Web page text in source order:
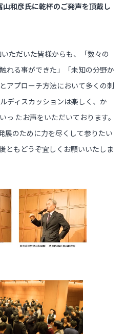
和彦氏に乾杯のご発声を頂戴し
ただいた皆様からも、「数々の
れる事ができた」「未知の分野か
アプローチ方法において多くの刺
ディスカッションは楽しく、か
っ たお声をいただいております。
展のために力を尽くして参りたい
ともどうぞ宜しくお願いいたしま